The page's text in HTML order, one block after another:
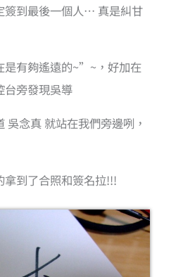
簽到最後一個人… 真是糾甘
是有夠遙遠的~”~，好加在
台旁發現吳導
念真 就站在我們旁邊咧，
拿到了合照和簽名拉!!!